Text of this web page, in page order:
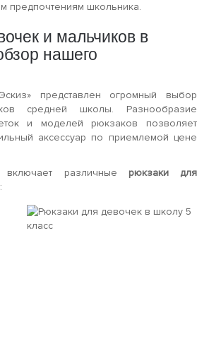
предпочтениям школьника.
и мальчиков в
нашего
представлен огромный выбор
средней школы. Разнообразие
и моделей рюкзаков позволяет
аксессуар по приемлемой цене
включает различные рюкзаки для
: